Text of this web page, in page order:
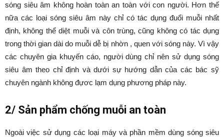
sóng siêu âm không hoàn toàn an toàn với con người. Hơn thế
nữa các loại sóng siêu âm này chỉ có tác dụng đuổi muỗi nhất
định, không thể diệt muỗi và côn trùng, cũng không có tác dụng
trong thời gian dài do muỗi dễ bị nhờn , quen với sóng này. Vì vậy
các chuyên gia khuyến cáo, người dùng chỉ nên sử dụng sóng
siêu âm theo chỉ định và dưới sự hướng dẫn của các bác sỹ
chuyên ngành không đựơc lạm dụng phương pháp này.
2/ Sản phẩm chống muỗi an toàn
Ngoài việc sử dụng các loại máy và phần mềm dùng sóng siêu